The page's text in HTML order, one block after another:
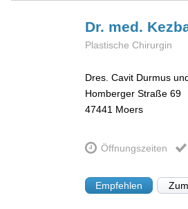
Dr. med.
Plastische Chirurgin
Dres. Cavit Durmus
Homberger Straße 69
47441 Moers
Öffnungszeiten
Empfehlen